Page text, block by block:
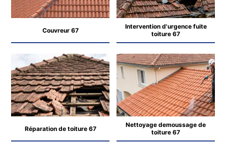
Couvreur 67
Intervention d'urgence fuite
toiture 67
Réparation de toiture 67
Nettoyage demoussage de
toiture 67